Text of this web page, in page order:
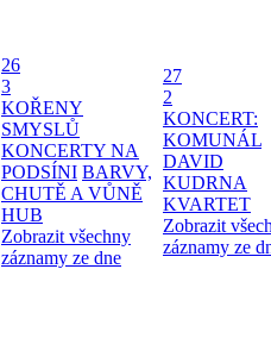
26
3
KOŘENY
SMYSLŮ
KONCERTY NA
PODSÍNI BARVY,
CHUTĚ A VŮNĚ
HUB
Zobrazit všechny
záznamy ze dne
27
2
KONCERT:
KOMUNÁL
DAVID
KUDRNA
KVARTET
Zobrazit
záznamy ze